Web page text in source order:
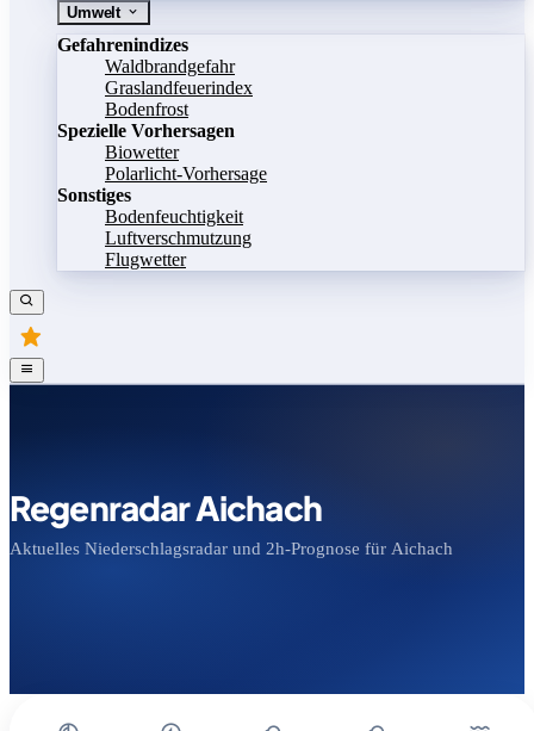
Umwelt
Gefahrenindizes
Waldbrandgefahr
Graslandfeuerindex
Bodenfrost
Spezielle Vorhersagen
Biowetter
Polarlicht-Vorhersage
Sonstiges
Bodenfeuchtigkeit
Luftverschmutzung
Flugwetter
Regenradar Aichach
Aktuelles Niederschlagsradar und 2h-Prognose für Aichach